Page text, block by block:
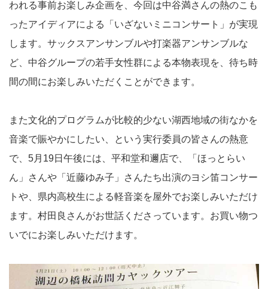
われる事前お楽しみ企画を、今回は中谷満さんの熱のこも
ったアイディアによる「いざないミニコンサート」が実現
します。サックスアンサンブルや打楽器アンサンブルな
ど、中谷グループの若手女性群による本物表現を、待ち時
間の間にお楽しみいただくことができます。
また文化的プログラムが比較的少ない湖西地域の街なかを
音楽で賑やかにしたい、という実行委員の皆さんの熱意
で、5月19日午後には、平和堂和邇店で、「ほっとらい
ん」さんや「近藤ゆみ子」さんたち出演のヨシ笛コンサー
トや、県内高校生による軽音楽を屋外でお楽しみいただけ
ます。村田良さんがお世話くださっています。お買い物つ
いでにお楽しみいただけます。